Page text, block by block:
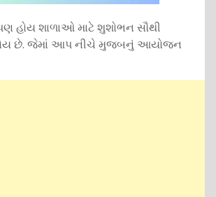
હોય શાળાઓ માટે શુશોભન સૌથી
હોય છે. જેમાં આપ નીચે મુજબનું આયોજન